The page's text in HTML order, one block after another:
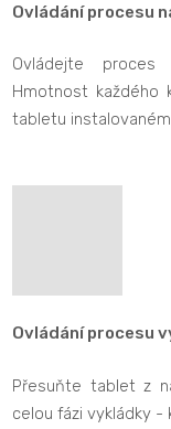
Ovládání procesu
Ovládejte proces
Hmotnost každého
tabletu
Ovládání procesu
Přesuňte tablet z
celou fázi vykládky -